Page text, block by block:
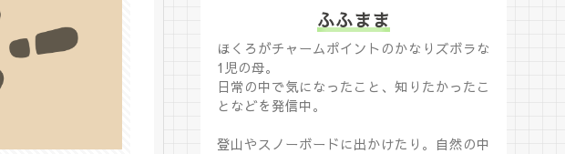
ふふまま
ほくろがチャームポイントのかなりズボラな
1児の母。
日常の中で気になったこと、知りたかったこ
となどを発信中。
登山やスノーボードに出かけたり。自然の中